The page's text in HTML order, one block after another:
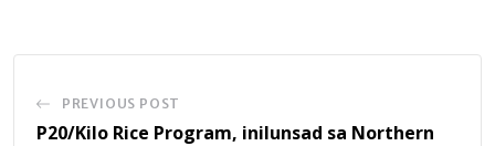
PREVIOUS POST
P20/Kilo Rice Program, inilunsad sa Northern